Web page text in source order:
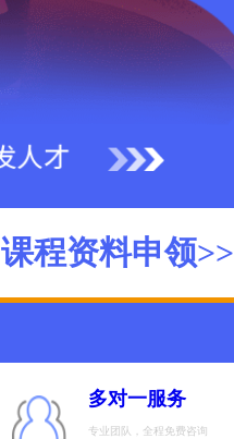
课程资料申领>>
多对一服务
专业团队，全程免费咨询